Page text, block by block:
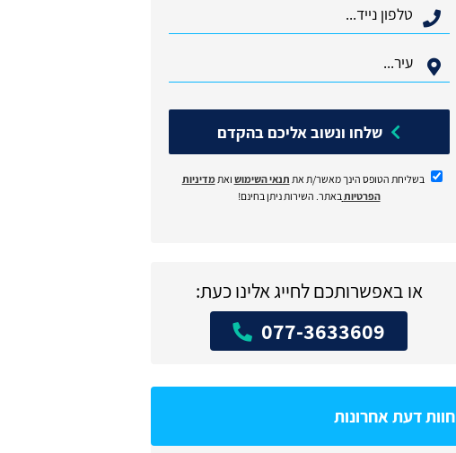
שלחו ונשוב אליכם בהקדם
בשליחת הטופס הינך מאשר/ת את תנאי השימוש ואתמדיניות
הפרטיותבאתר. השירות ניתן בחינם!
או באפשרותכם לחייג אלינו כעת:
077-3633609
חוות דעת אחרונות